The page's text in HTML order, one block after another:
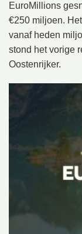
EuroMillions
€250 miljoen.
vanaf heden
stond het vorige
Oostenrijker.